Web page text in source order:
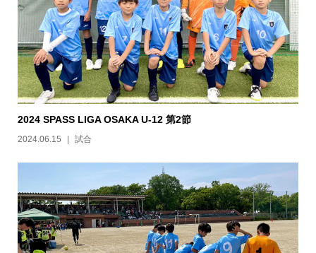
2024 SPASS LIGA OSAKA U-12 第2節
2024.06.15 試合